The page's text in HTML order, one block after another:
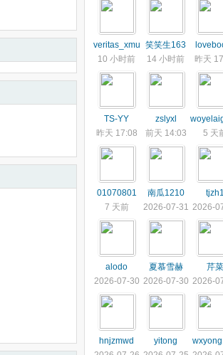
veritas_xmu
10 小时前
笑笑生163
14 小时前
昨天
TS-YY
昨天 17:08
zslyxl
前天 14:03
5 天
01070801
7 天前
南瓜1210
2026-07-31
tjzh1
2026-
alodo
2026-07-30
夏慕雪赫
2026-07-30
芹菜
2026-
hnjzmwd
yitong